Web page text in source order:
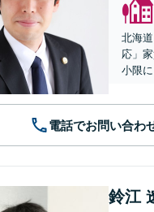
北海
応」
小限
電話でお問い合わ
鈴江